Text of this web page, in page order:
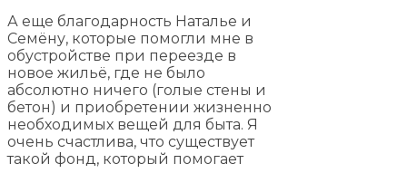
А еще благодарность Наталье и
Семёну, которые помогли мне в
обустройстве при переезде в
новое жильё, где не было
абсолютно ничего (голые стены и
бетон) и приобретении жизненно
необходимых вещей для быта. Я
очень счастлива, что существует
такой фонд, который помогает